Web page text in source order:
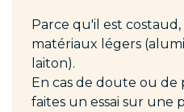
Parce qu'il est
matériaux légers
laiton).
En cas de doute ou de
faites un essai sur une